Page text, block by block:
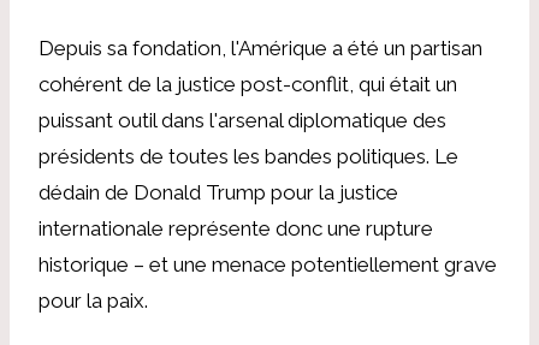
Depuis sa fondation, l'Amérique a été un partisan
cohérent de la justice post-conflit, qui était un
puissant outil dans l'arsenal diplomatique des
présidents de toutes les bandes politiques. Le
dédain de Donald Trump pour la justice
internationale représente donc une rupture
historique – et une menace potentiellement grave
pour la paix.